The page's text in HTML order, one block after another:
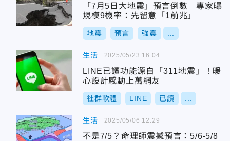
「7月5日大地震」預言倒數 專家曝
規模9機率：先留意「1前兆」
地震 預言 強震
生活
LINE已讀功能源自「311地震」！暖
心設計感動上萬網友
社群軟體 LINE 已讀
2025/05/23 16:04
生活
不是7/5？命理師震撼預言：5/6-5/8
2025/05/06 12:29